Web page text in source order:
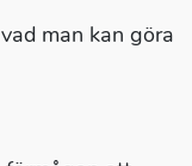
man kan göra